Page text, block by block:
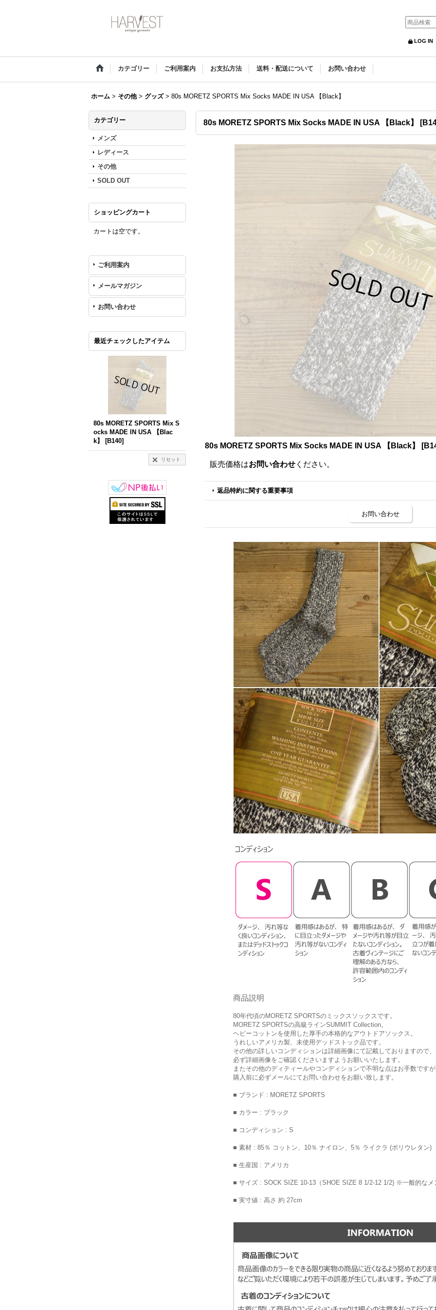
LOG IN
カテゴリー ご利用案内 お支払方法 送料・配送について お問い合わせ
ホーム > その他 > グッズ > 80s MORETZ SPORTS Mix Socks MADE IN USA 【Black】
カテゴリー
メンズ
レディース
その他
SOLD OUT
ショッピングカート
カートは空です。
ご利用案内
メールマガジン
お問い合わせ
最近チェックしたアイテム
80s MORETZ SPORTS Mix S
ocks MADE IN USA 【Blac
k】
[B140]
リセット
80s MORETZ SPORTS Mix Socks MADE IN USA 【Black】 [
80s MORETZ SPORTS Mix Socks MADE IN USA 【Black】 [
販売価格はお問い合わせ ください。
返品特約に関する重要事項
お問い合わせ
商品説明
80年代頃のMORETZ SPORTSのミックスソックスです。
MORETZ SPORTSの高級ラインSUMMIT Collection。
ヘビーコットンを使用した厚手の本格的なアウトドアソックス。
うれしいアメリカ製、未使用デッドストック品です。
その他の詳しいコンディションは詳細画像にて記載しておりますので、
必ず詳細画像をご確認くださいますようお願いいたします。
またその他のディティールやコンディションで不明な点はお手数です
購入前に必ずメールにてお問い合わせをお願い致します。
■ ブランド : MORETZ SPORTS
■ カラー : ブラック
■ コンディション : S
■ 素材 : 85％ コットン、10％ ナイロン、5％ ライクラ (ポリウレタン)
■ 生産国 : アメリカ
■ サイズ : SOCK SIZE 10-13（SHOE SIZE 8 1/2-12 1/2) ※一般的なメ
■ 実寸値 : 高さ 約 27cm